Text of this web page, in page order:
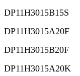
DP11H3015B15S
DP11H3015A20F
DP11H3015B20F
DP11H3015A20K